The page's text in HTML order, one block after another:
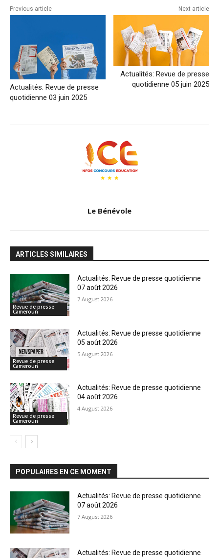
Previous article
Actualités: Revue de presse
quotidienne 03 juin 2025
Next article
Actualités: Revue de presse
quotidienne 05 juin 2025
Le Bénévole
ARTICLES SIMILAIRES
Revue de presse
Cameroun
Actualités: Revue de presse quotidienne
07 août 2026
7 August 2026
Revue de presse
Cameroun
Actualités: Revue de presse quotidienne
05 août 2026
5 August 2026
Revue de presse
Cameroun
Actualités: Revue de presse quotidienne
04 août 2026
4 August 2026
POPULAIRES EN CE MOMENT
Actualités: Revue de presse quotidienne
07 août 2026
7 August 2026
Actualités: Revue de presse quotidienne